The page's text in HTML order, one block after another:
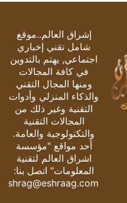
إشراق العالم..موقع
شامل تقني إخباري
اجتماعي, يهتم بالتدوين
في كافة المجالات
ومنها المجال التقني
والذكاء المنزلي وأدوات
التقنية وغير ذلك من
المجالات التقنية
والتكنولوجية والعامة.
أحد مواقع "مؤسسة
اشراق العالم لتقنية
المعلومات" اتصل بنا:
eshrag@eshraag.com